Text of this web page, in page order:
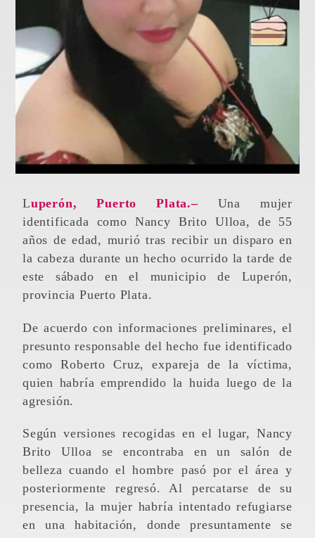
Luperón, Puerto Plata.– Una mujer
identificada como Nancy Brito Ulloa, de 55
años de edad, murió tras recibir un disparo en
la cabeza durante un hecho ocurrido la tarde de
este sábado en el municipio de Luperón,
provincia Puerto Plata.
De acuerdo con informaciones preliminares, el
presunto responsable del hecho fue identificado
como Roberto Cruz, expareja de la víctima,
quien habría emprendido la huida luego de la
agresión.
Según versiones recogidas en el lugar, Nancy
Brito Ulloa se encontraba en un salón de
belleza cuando el hombre pasó por el área y
posteriormente regresó. Al percatarse de su
presencia, la mujer habría intentado refugiarse
en una habitación, donde presuntamente se